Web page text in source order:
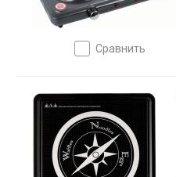
сравнить